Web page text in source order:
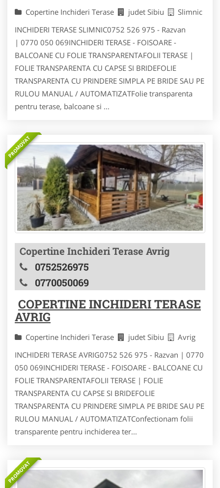
Copertine Inchideri Terase judet Sibiu
Slimnic
INCHIDERI TERASE SLIMNIC0752 526 975 - Razvan
| 0770 050 069INCHIDERI TERASE - FOISOARE -
BALCOANE CU FOLIE TRANSPARENTAFOLII TERASE |
FOLIE TRANSPARENTA CU CAPSE SI BRIDEFOLIE
TRANSPARENTA CU PRINDERE SIMPLA PE BRIDE SAU PE
RULOU MANUAL / AUTOMATIZATFolie transparenta
pentru terase, balcoane si ...
PROMOVAT
Copertine Inchideri Terase Avrig
0752526975
0770050069
COPERTINE INCHIDERI TERASE
AVRIG
Copertine Inchideri Terase judet Sibiu
Avrig
INCHIDERI TERASE AVRIG0752 526 975 - Razvan | 0770
050 069INCHIDERI TERASE - FOISOARE - BALCOANE CU
FOLIE TRANSPARENTAFOLII TERASE | FOLIE
TRANSPARENTA CU CAPSE SI BRIDEFOLIE
TRANSPARENTA CU PRINDERE SIMPLA PE BRIDE SAU PE
RULOU MANUAL / AUTOMATIZATConfectionam folii
transparente pentru inchiderea ter...
PROMOVAT